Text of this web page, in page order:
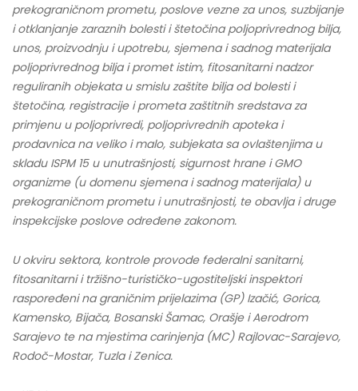
prekograničnom prometu, poslove vezne za unos, suzbijanje
i otklanjanje zaraznih bolesti i štetočina poljoprivrednog bilja,
unos, proizvodnju i upotrebu, sjemena i sadnog materijala
poljoprivrednog bilja i promet istim, fitosanitarni nadzor
reguliranih objekata u smislu zaštite bilja od bolesti i
štetočina, registracije i prometa zaštitnih sredstava za
primjenu u poljoprivredi, poljoprivrednih apoteka i
prodavnica na veliko i malo, subjekata sa ovlaštenjima u
skladu ISPM 15 u unutrašnjosti, sigurnost hrane i GMO
organizme (u domenu sjemena i sadnog materijala) u
prekograničnom prometu i unutrašnjosti, te obavlja i druge
inspekcijske poslove određene zakonom.
U okviru sektora, kontrole provode federalni sanitarni,
fitosanitarni i tržišno-turističko-ugostiteljski inspektori
raspoređeni na graničnim prijelazima (GP) Izačić, Gorica,
Kamensko, Bijača, Bosanski Šamac, Orašje i Aerodrom
Sarajevo te na mjestima carinjenja (MC) Rajlovac-Sarajevo,
Rodoč-Mostar, Tuzla i Zenica.